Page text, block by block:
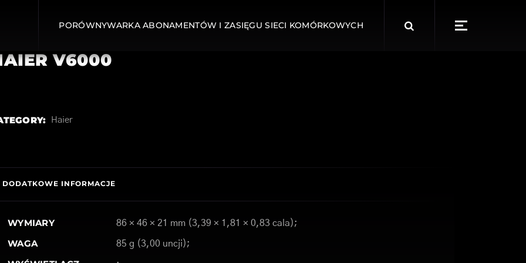
PORÓWNYWARKA ABONAMENTÓW I ZASIĘGU SIECI KOMÓRKOWYCH
for:
V6000
Haier
DODATKOWE INFORMACJE
WYMIARY 86 × 46 × 21 mm (3,39 × 1,81 × 0,83 cala);
WAGA 85 g (3,00 uncji);